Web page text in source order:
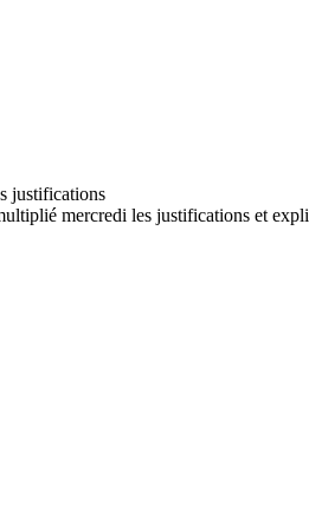
mercredi les justifications et